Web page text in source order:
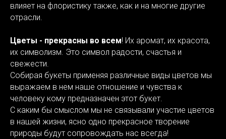
влияет на флористику также, как и на многие другие
отрасли.
Цветы - прекрасны во всем! Их аромат, их красота,
их символизм. Это символ радости, счастья и
свежести.
Собирая букеты применяя различные виды цветов мы
выражаем в нем наше отношение и чувства к
человеку кому предназначен этот букет.
С каким бы смыслом мы не связывали участие цветов
в нашей жизни, ясно одно прекрасное творение
природы будут сопровождать нас всегда!